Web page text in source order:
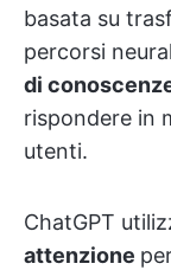
basata su
percorsi
di
rispondere in
utenti.
ChatGPT
attenzione